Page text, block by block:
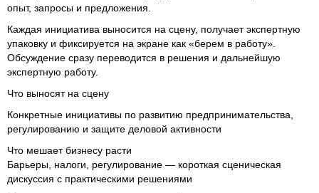
опыт, запросы и предложения.
Каждая инициатива выносится на сцену, получает экспертную
упаковку и фиксируется на экране как «берем в работу».
Обсуждение сразу переводится в решения и дальнейшую
экспертную работу.
Что выносят на сцену
Конкретные инициативы по развитию предпринимательства,
регулированию и защите деловой активности
Что мешает бизнесу расти
Барьеры, налоги, регулирование — короткая сценическая
дискуссия с практическими решениями